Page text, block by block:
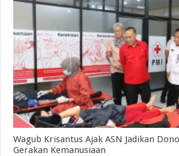
Wagub Krisantus Ajak ASN Jadikan
Gerakan Kemanusiaan